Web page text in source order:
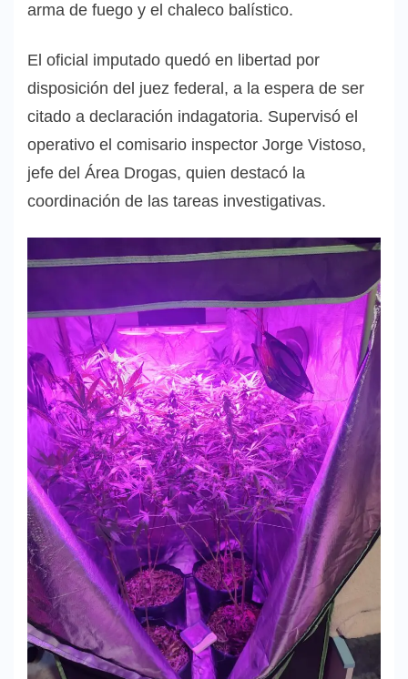
arma de fuego y el chaleco balístico.
El oficial imputado quedó en libertad por
disposición del juez federal, a la espera de ser
citado a declaración indagatoria. Supervisó el
operativo el comisario inspector Jorge Vistoso,
jefe del Área Drogas, quien destacó la
coordinación de las tareas investigativas.